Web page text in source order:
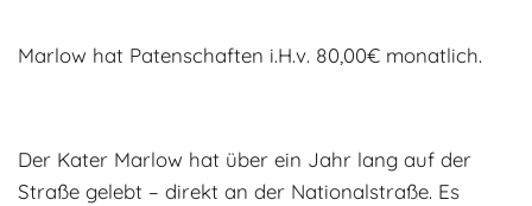
Interessentenbogen
Deine Hilfe
Marlow hat Patenschaften i.H.v. 80,00€ monatlich.
Der Kater Marlow hat über ein Jahr lang auf der
Straße gelebt – direkt an der Nationalstraße. Es